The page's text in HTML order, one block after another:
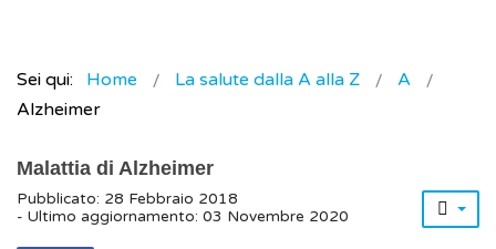
Sei qui: Home La salute dalla A alla Z
A
Alzheimer
Malattia di Alzheimer
Pubblicato: 28 Febbraio 2018
- Ultimo aggiornamento: 03 Novembre 2020